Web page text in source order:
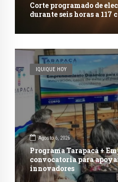
Corte programado de
durante seis horas a 117
IQUIQUE HOY
Agosto 6, 2026
Programa Tarapacá +
convocatoria para
innovadores